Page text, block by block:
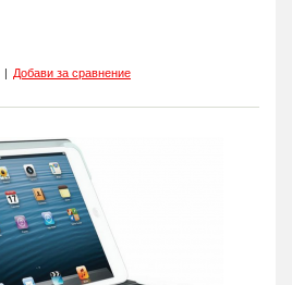
Добави за сравнение